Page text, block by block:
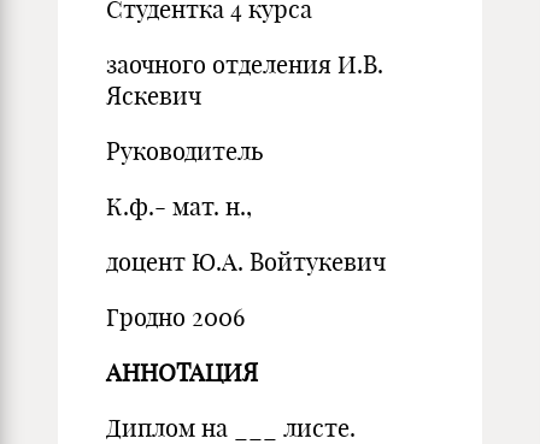
Студентка 4 курса
заочного отделения И.В.
Яскевич
Руководитель
К.ф.- мат. н.,
доцент Ю.А. Войтукевич
Гродно 2006
АННОТАЦИЯ
Диплом на ___ листе.